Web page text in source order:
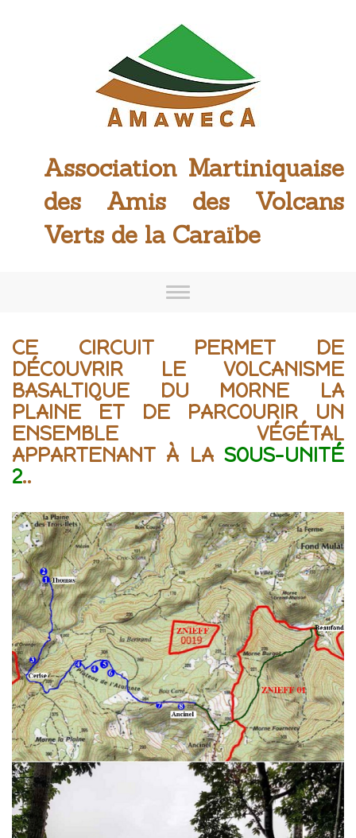
Association Martiniquaise
des Amis des Volcans
Verts de la Caraïbe
Toggle
CE CIRCUIT PERMET DE
DÉCOUVRIR LE VOLCANISME
BASALTIQUE DU MORNE LA
PLAINE
ET DE PARCOURIR UN
ENSEMBLE VÉGÉTAL
APPARTENANT À LA SOUS-UNITÉ
2..